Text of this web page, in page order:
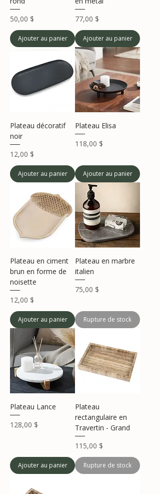
Prix
50,00 $
Ajouter au panier
Prix
77,00 $
Ajouter au panier
Plateau décoratif
noir
Prix
12,00 $
Ajouter au panier
Plateau Elisa
Prix
118,00 $
Ajouter au panier
Plateau en ciment
brun en forme de
noisette
Prix
12,00 $
Ajouter au panier
Plateau en marbre
italien
Prix
75,00 $
Rupture de stock
Plateau Lance
Prix
128,00 $
Ajouter au panier
Plateau
rectangulaire en
Travertin - Grand
Prix
115,00 $
Rupture de stock